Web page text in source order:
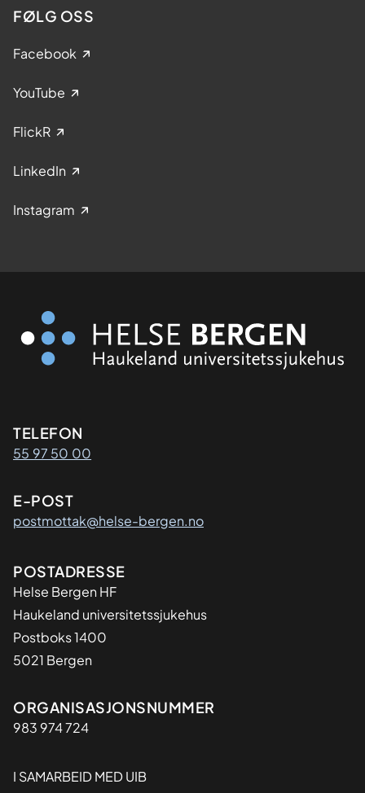
FØLG OSS
Facebook
YouTube
FlickR
LinkedIn
Instagram
Kontaktinformasjon
TELEFON
55 97 50 00
E-POST
postmottak@helse-bergen.no
Adresse
POSTADRESSE
Helse Bergen HF
Haukeland universitetssjukehus
Postboks 1400
5021 Bergen
Organisasjon
ORGANISASJONSNUMMER
983 974 724
I SAMARBEID MED UIB